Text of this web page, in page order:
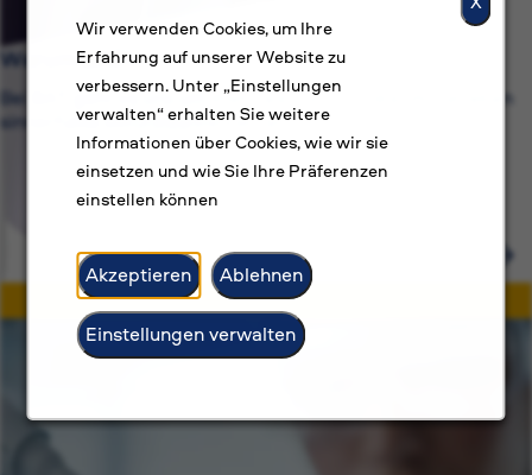
Wir verwenden Cookies, um Ihre
Erfahrung auf unserer Website zu
verbessern. Unter „Einstellungen
verwalten“ erhalten Sie weitere
Informationen über Cookies, wie wir sie
einsetzen und wie Sie Ihre Präferenzen
einstellen können
Akzeptieren Ablehnen
Einstellungen verwalten
Warum BAT?
Bei BAT geht es uns um mehr als nur um Jobs. Wir streben
sinnerfüllte Berufslaufbahnen an.